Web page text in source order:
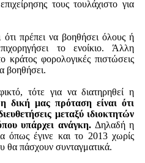
τους τουλάχιστο για
πρέπει να βοηθήσει όλους ή
το ενοίκιο. Άλλη
φορολογικές πιστώσεις
βοηθήσει.
τότε για να διατηρηθεί η
η δική μας πρόταση είναι ότι
μεταξύ ιδιοκτητών
υπάρχει ανάγκη. Δηλαδή η
όπως έγινε και το 2013 χωρίς
θα πάσχουν συνταγματικά.